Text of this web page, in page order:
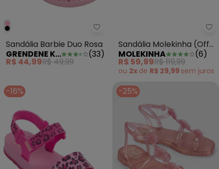
Grendene Kids - Sandália
Sandália Barbie Duo Rosa
GRENDENE KIDS
(33)
R$ 44,99R$ 49,99
Sandália Molekinha (Off
White) em Sintético
MOLEKINHA (6)
R$ 59,99R$ 119,99
ou 2x de R$ 29,99 sem juros
-16% -25%